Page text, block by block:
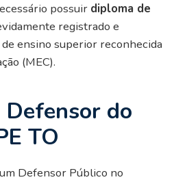
possuir diploma de
registrado e
ensino superior reconhecida
(MEC).
do
TO
Defensor Público no